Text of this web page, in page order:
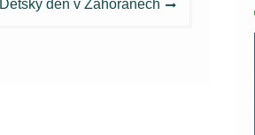
Dětský den v Zahořanech